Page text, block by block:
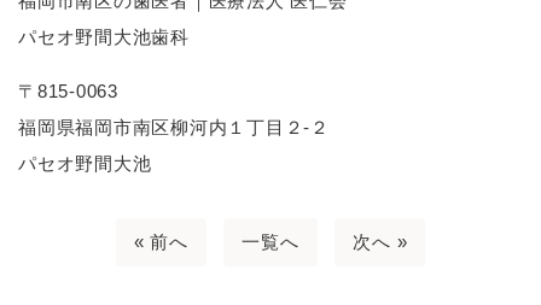
パセオ野間大池歯科
〒815-0063
福岡県福岡市南区柳河内１丁目２-２
パセオ野間大池
« 前へ 一覧へ 次へ »